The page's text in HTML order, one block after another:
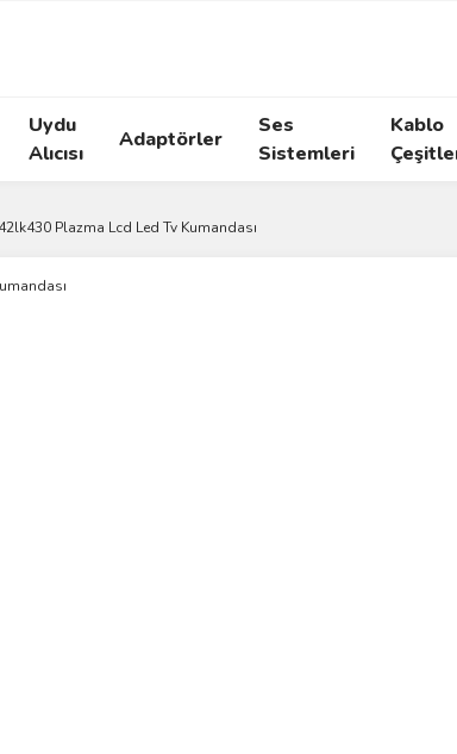
Uydu
Alıcısı
Adaptörler
Ses
Sistemleri
Kablo
Plazma Lcd Led Tv Kumandası